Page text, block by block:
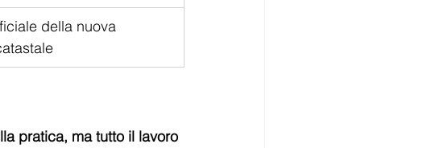
della nuova
pratica, ma tutto il lavoro